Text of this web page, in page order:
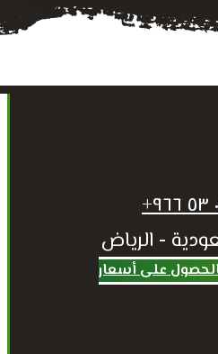
- الرياض
على أسعار